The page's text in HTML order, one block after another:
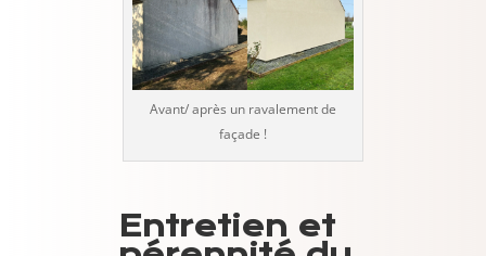
Avant/ après un ravalement de
façade !
Entretien et